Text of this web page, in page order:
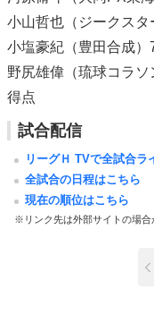
小山哲也（ジークス
小塩豪紀（豊田合成
野尻雄偉（琉球コラ
得点
試合配信
リーグＨ TVで全試合ラ
全試合の日程はこちら
現在の順位はこちら
※リンク先は外部サイトの場合